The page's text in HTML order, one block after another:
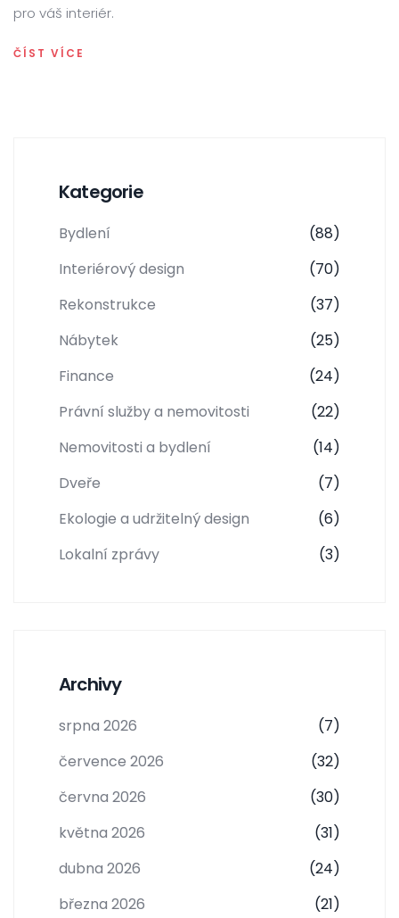
pro váš interiér.
ČÍST VÍCE
Kategorie
Bydlení
(88)
Interiérový design
(70)
Rekonstrukce
(37)
Nábytek
(25)
Finance
(24)
Právní služby a nemovitosti
(22)
Nemovitosti a bydlení
(14)
Dveře
(7)
Ekologie a udržitelný design
(6)
Lokalní zprávy
(3)
Archivy
srpna 2026
(7)
července 2026
(32)
června 2026
(30)
května 2026
(31)
dubna 2026
(24)
března 2026
(21)